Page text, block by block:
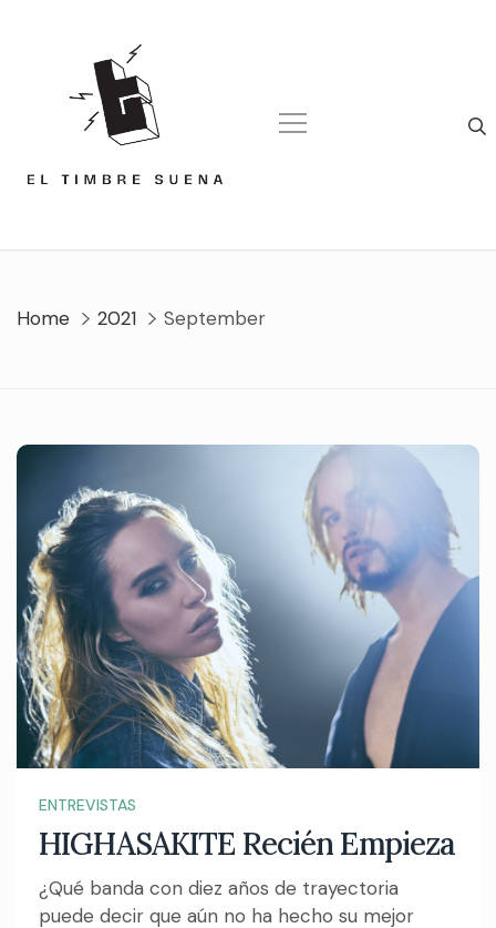
Home 2021 September
ENTREVISTAS
HIGHASAKITE Recién Empieza
¿Qué banda con diez años de trayectoria
puede decir que aún no ha hecho su mejor